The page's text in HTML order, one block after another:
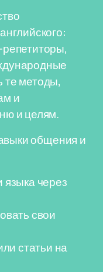
методы,
и
и целям.
общения и
через
свои
статьи на